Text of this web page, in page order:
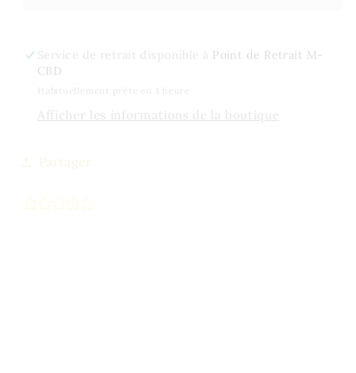
Service de retrait disponible à Point de Retrait M-
CBD
Habituellement prête en 1 heure
Afficher les informations de la boutique
Partager